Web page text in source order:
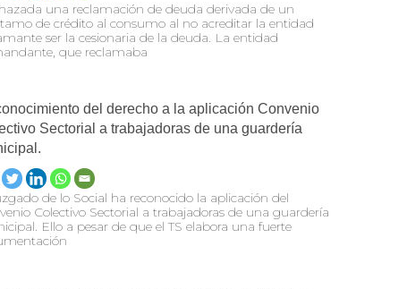
una reclamación de deuda derivada de un
de crédito al consumo al no acreditar la entidad
ser la cesionaria de la deuda. La entidad
que reclamaba
del derecho a la aplicación Convenio
Sectorial a trabajadoras de una guardería
de lo Social ha reconocido la aplicación del
Colectivo Sectorial a trabajadoras de una guardería
Ello a pesar de que el TS elabora una fuerte